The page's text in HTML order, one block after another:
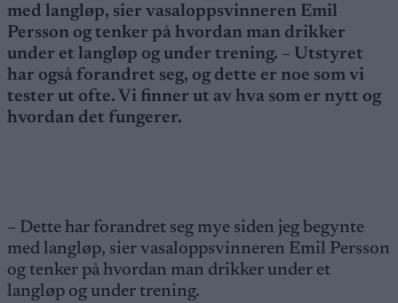
med langløp, sier vasaloppsvinneren Emil
Persson og tenker på hvordan man drikker
under et langløp og under trening. – Utstyret
har også forandret seg, og dette er noe som vi
tester ut ofte. Vi finner ut av hva som er nytt og
hvordan det fungerer.
– Dette har forandret seg mye siden jeg begynte
med langløp, sier vasaloppsvinneren Emil Persson
og tenker på hvordan man drikker under et
langløp og under trening.